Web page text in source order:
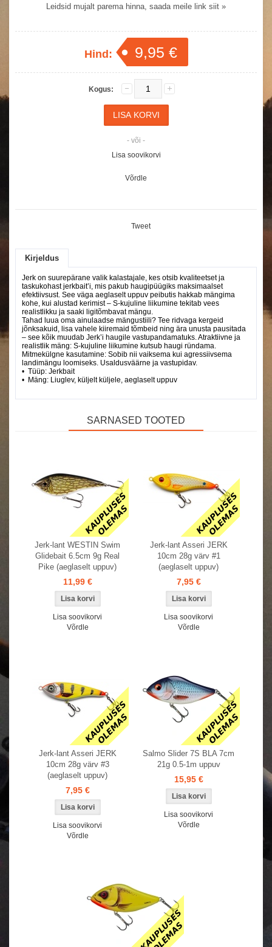
Leidsid mujalt parema hinna, saada meile link siit »
Hind: 9,95 €
Kogus:
- või -
Lisa soovikorvi
Võrdle
Tweet
Kirjeldus
Jerk on suurepärane valik kalastajale, kes otsib kvaliteetset ja
taskukohast jerkbait’i, mis pakub haugipüügiks maksimaalset
efektiivsust. See väga aeglaselt uppuv peibutis hakkab mängima
kohe, kui alustad kerimist – S-kujuline liikumine tekitab vees
realistlikku ja saaki ligitõmbavat mängu.
Tahad luua oma ainulaadse mängustiili? Tee ridvaga kergeid
jõnksakuid, lisa vahele kiiremaid tõmbeid ning ära unusta pausitada
– see kõik muudab Jerk’i haugile vastupandamatuks. Atraktiivne ja
realistlik mäng: S-kujuline liikumine kutsub haugi ründama.
Mitmekülgne kasutamine: Sobib nii vaiksema kui agressiivsema
landimängu loomiseks. Usaldusväärne ja vastupidav.
• Tüüp: Jerkbait
• Mäng: Liuglev, küljelt küljele, aeglaselt uppuv
SARNASED TOOTED
Jerk-lant WESTIN Swim
Glidebait 6.5cm 9g Real
Pike (aeglaselt uppuv)
11,99 €
Lisa soovikorvi
Võrdle
Jerk-lant Asseri JERK
10cm 28g värv #1
(aeglaselt uppuv)
7,95 €
Lisa soovikorvi
Võrdle
Jerk-lant Asseri JERK
10cm 28g värv #3
(aeglaselt uppuv)
7,95 €
Lisa soovikorvi
Võrdle
Salmo Slider 7S BLA 7cm
21g 0.5-1m uppuv
15,95 €
Lisa soovikorvi
Võrdle